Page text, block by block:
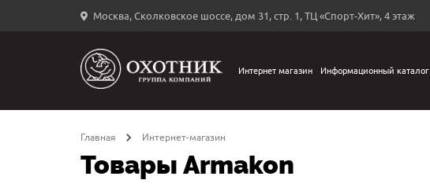
Москва, Сколковское шоссе, дом 31, стр. 1, ТЦ «Спорт-Хит», 4 этаж
←
Интернет магазин Информационный каталог
Главная Интернет-магазин
Товары Armakon